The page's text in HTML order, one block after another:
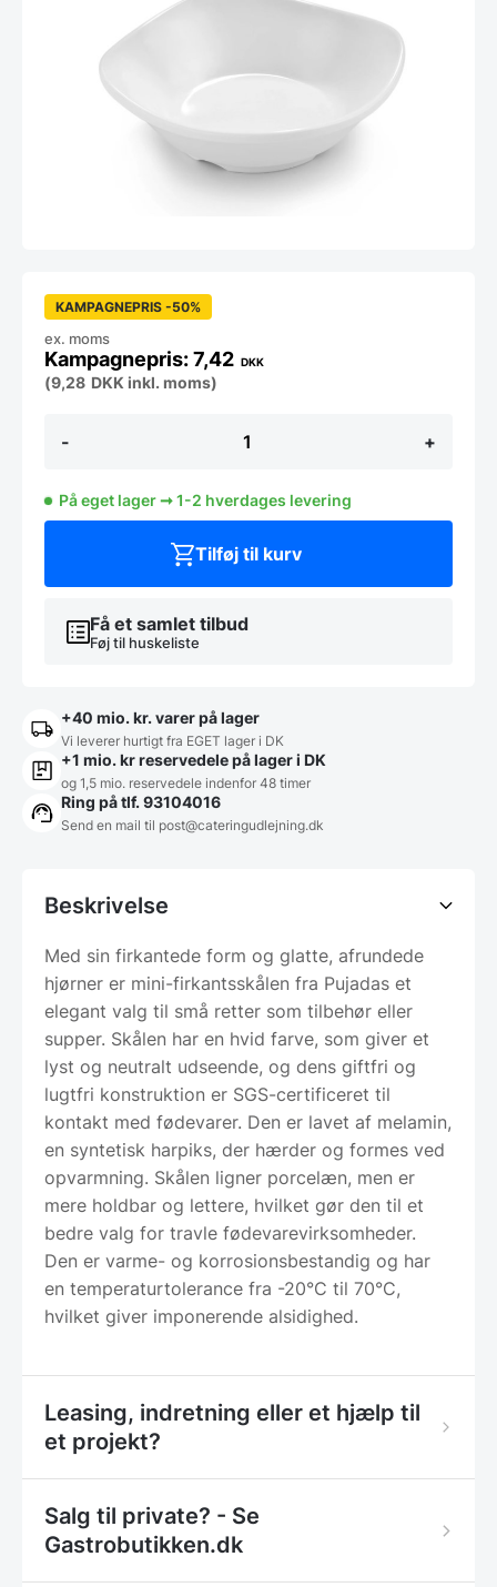
-
skål
cm,
Pujadas
+
KAMPAGNEPRIS -50%
7,42 DKK
ex. moms
(9,28 DKK inkl. moms)
På eget lager ➞ 1-2 hverdages levering
Få et samlet tilbud
Føj til huskeliste
Tilføj til kurv
+40 mio. kr. varer på lager
Vi leverer hurtigt fra EGET lager i DK
+1 mio. kr reservedele på lager i DK
og 1,5 mio. reservedele indenfor 48 timer
Ring på tlf. 93104016
Send en mail til post@cateringudlejning.dk
Beskrivelse
Med sin firkantede form og glatte, afrundede
hjørner er mini-firkantsskålen fra Pujadas et
elegant valg til små retter som tilbehør eller
supper. Skålen har en hvid farve, som giver et
lyst og neutralt udseende, og dens giftfri og
lugtfri konstruktion er SGS-certificeret til
kontakt med fødevarer. Den er lavet af melamin,
en syntetisk harpiks, der hærder og formes ved
opvarmning. Skålen ligner porcelæn, men er
mere holdbar og lettere, hvilket gør den til et
bedre valg for travle fødevarevirksomheder.
Den er varme- og korrosionsbestandig og har
en temperaturtolerance fra -20°C til 70°C,
hvilket giver imponerende alsidighed.
Leasing, indretning eller et hjælp til
et projekt?
Salg til private? - Se
Gastrobutikken.dk